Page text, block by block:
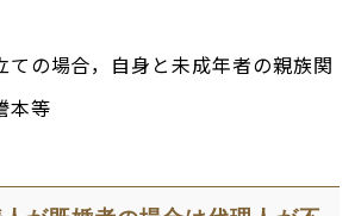
の場合，自身と未成年者の親族関
本等